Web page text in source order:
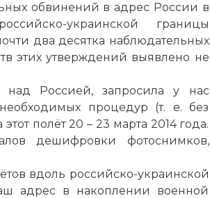
обвинений в адрес России в
украинской границы
два десятка наблюдательных
этих утверждений выявлено не
Россией, запросила у нас
процедур (т. е. без
полёт 20 – 23 марта 2014 года.
дешифровки фотоснимков,
вдоль российско-украинской
адрес в накоплении военной